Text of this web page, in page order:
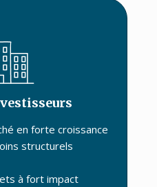
en forte croissance
structurels
à fort impact